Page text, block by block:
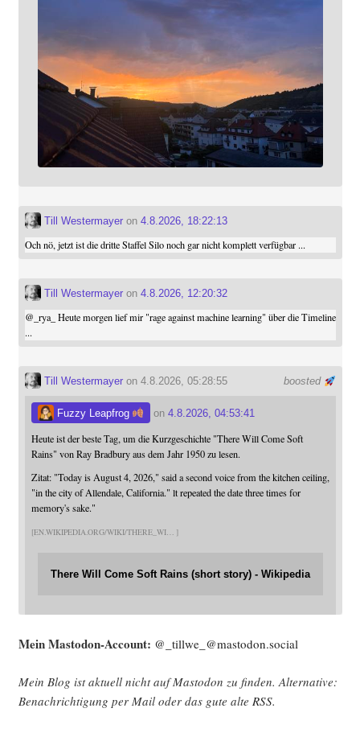
Till Westermayeron 4.8.2026, 18:22:13
Och nö, jetzt ist die dritte Staffel Silo noch gar nicht komplett verfügbar ...
Till Westermayeron 4.8.2026, 12:20:32
@ _rya_ Heute morgen lief mir "rage against machine learning" über die Timeline
...
boosted
Till Westermayeron 4.8.2026, 05:28:55
Fuzzy Leapfrog on4.8.2026, 04:53:41
Heute ist der beste Tag, um die Kurzgeschichte "There Will Come Soft
Rains" von Ray Bradbury aus dem Jahr 1950 zu lesen.
Zitat: "Today is August 4, 2026," said a second voice from the kitchen ceiling,
"in the city of Allendale, California." lt repeated the date three times for
memory's sake."
EN.WIKIPEDIA.ORG/WIKI/THERE_WI
There Will Come Soft Rains (short story) - Wikipedia
Mein Mast­o­don-Account: @_tillwe_@mastodon.social
Mein Blog ist aktu­ell nicht auf Mast­o­don zu fin­den. Alter­na­ti­ve:
Benach­rich­ti­gung per Mail oder das gute alte RSS.